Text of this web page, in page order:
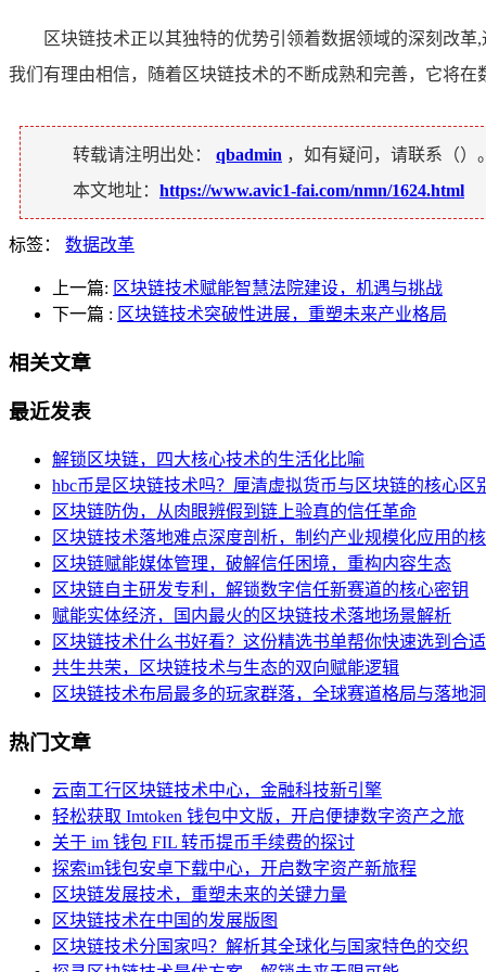
区块链技术正以其独特的优势引领着数据领域的深刻改
我们有理由相信，随着区块链技术的不断成熟和完善，它将
转载请注明出处： qbadmin ，如有疑问，请联系（）
本文地址： https://www.avic1-fai.com/nmn/1624.html
标签： 数据改革
上一篇: 区块链技术赋能智慧法院建设，机遇与挑战
下一篇 : 区块链技术突破性进展，重塑未来产业格局
相关文章
最近发表
解锁区块链，四大核心技术的生活化比喻
hbc币是区块链技术吗？厘清虚拟货币与区块链的核心区
区块链防伪，从肉眼辨假到链上验真的信任革命
区块链技术落地难点深度剖析，制约产业规模化应用的
区块链赋能媒体管理，破解信任困境，重构内容生态
区块链自主研发专利，解锁数字信任新赛道的核心密钥
赋能实体经济，国内最火的区块链技术落地场景解析
区块链技术什么书好看？这份精选书单帮你快速选到合
共生共荣，区块链技术与生态的双向赋能逻辑
区块链技术布局最多的玩家群落，全球赛道格局与落地
热门文章
云南工行区块链技术中心，金融科技新引擎
轻松获取 Imtoken 钱包中文版，开启便捷数字资产之旅
关于 im 钱包 FIL 转币提币手续费的探讨
探索im钱包安卓下载中心，开启数字资产新旅程
区块链发展技术，重塑未来的关键力量
区块链技术在中国的发展版图
区块链技术分国家吗？解析其全球化与国家特色的交织